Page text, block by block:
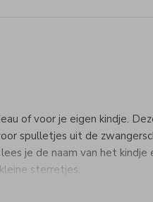
of voor je eigen kindje.
spulletjes uit de
je de naam van het kindje
sterretjes.